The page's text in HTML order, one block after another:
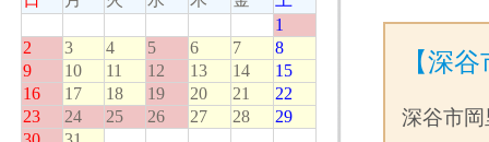
【深
深谷市